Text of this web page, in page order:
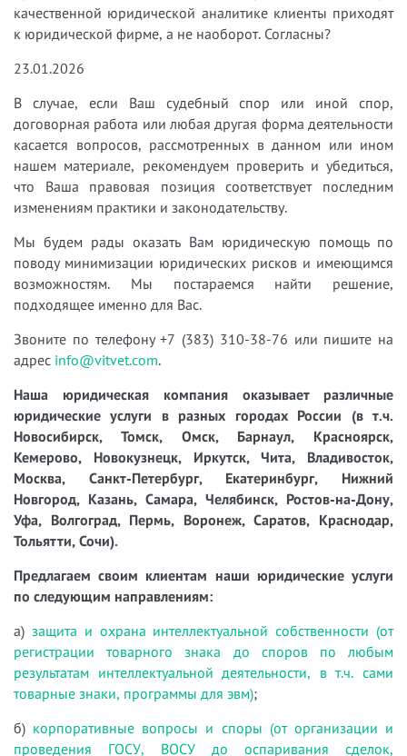
качественной юридической аналитике клиенты приходят
к юридической фирме, а не наоборот. Согласны?
23.01.2026
В случае, если Ваш судебный спор или иной спор,
договорная работа или любая другая форма деятельности
касается вопросов, рассмотренных в данном или ином
нашем материале, рекомендуем проверить и убедиться,
что Ваша правовая позиция соответствует последним
изменениям практики и законодательству.
Мы будем рады оказать Вам юридическую помощь по
поводу минимизации юридических рисков и имеющимся
возможностям. Мы постараемся найти решение,
подходящее именно для Вас.
Звоните по телефону +7 (383) 310-38-76 или пишите на
адрес info@vitvet.com.
Наша юридическая компания оказывает различные
юридические услуги в разных городах России (в т.ч.
Новосибирск, Томск, Омск, Барнаул, Красноярск,
Кемерово, Новокузнецк, Иркутск, Чита, Владивосток,
Москва, Санкт-Петербург, Екатеринбург, Нижний
Новгород, Казань, Самара, Челябинск, Ростов-на-Дону,
Уфа, Волгоград, Пермь, Воронеж, Саратов, Краснодар,
Тольятти, Сочи).
Предлагаем своим клиентам наши юридические услуги
по следующим направлениям:
а) защита и охрана интеллектуальной собственности (от
регистрации товарного знака до споров по любым
результатам интеллектуальной деятельности, в т.ч. сами
товарные знаки, программы для эвм);
б) корпоративные вопросы и споры (от организации и
проведения ГОСУ, ВОСУ до оспаривания сделок,